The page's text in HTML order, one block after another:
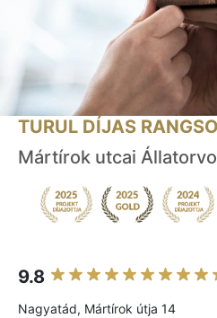
TURUL DÍJAS
Mártírok utcai
9.8
Nagyatád, Mártírok útja 14